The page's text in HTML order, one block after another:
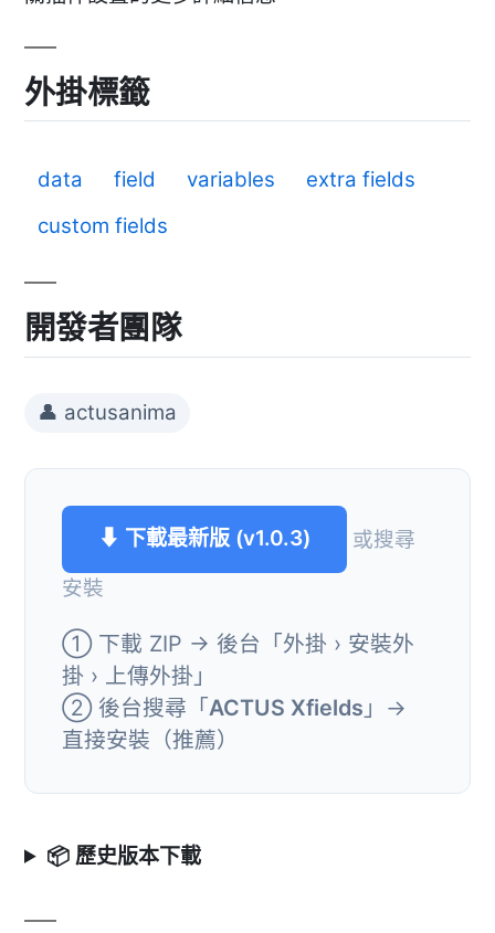
外掛標籤
data field variables
extra fields
custom fields
開發者團隊
👤 actusanima
⬇ 下載最新版 (v1.0.3)
或搜尋
安裝
① 下載 ZIP → 後台「外掛 › 安裝外
掛 › 上傳外掛」
② 後台搜尋「ACTUS Xfields 」→
直接安裝（推薦）
📦 歷史版本下載